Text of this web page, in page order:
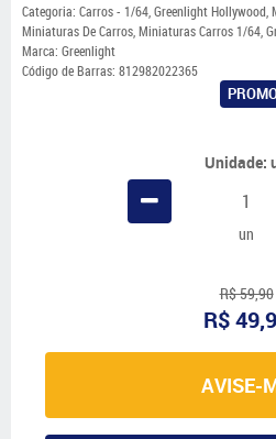
Categoria: Carros - 1/64,Greenlight Hollywood,
Miniaturas De Carros,Miniaturas Carros 1/64,
Marca: Greenlight
Código de Barras: 812982022365
Unidade:
un
R$ 59,90
R$
AVISE-